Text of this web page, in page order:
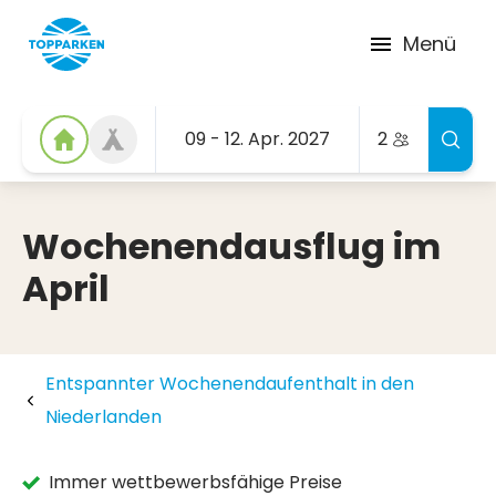
Menü
09 - 12. Apr. 2027 2
Wochenendausflug im
April
Entspannter Wochenendaufenthalt in den
Niederlanden
Immer wettbewerbsfähige Preise